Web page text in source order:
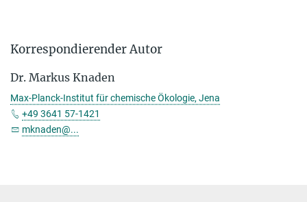
Korrespondierender Autor
Dr. Markus Knaden
Max-Planck-Institut für chemische Ökologie, Jena
+49 3641 57-1421
mknaden@...